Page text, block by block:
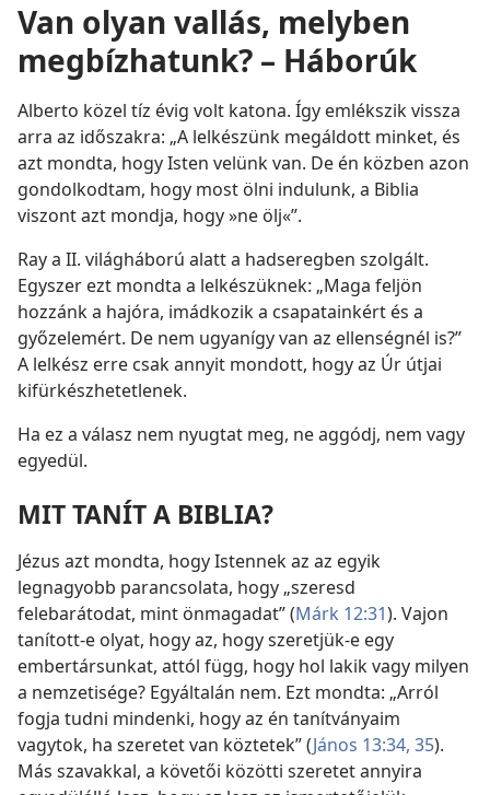
Van olyan vallás, melyben
megbízhatunk? – Háborúk
Alberto közel tíz évig volt katona. Így emlékszik vissza
arra az időszakra: „A lelkészünk megáldott minket, és
azt mondta, hogy Isten velünk van. De én közben azon
gondolkodtam, hogy most ölni indulunk, a Biblia
viszont azt mondja, hogy »ne ölj«”.
Ray a II. világháború alatt a hadseregben szolgált.
Egyszer ezt mondta a lelkészüknek: „Maga feljön
hozzánk a hajóra, imádkozik a csapatainkért és a
győzelemért. De nem ugyanígy van az ellenségnél is?”
A lelkész erre csak annyit mondott, hogy az Úr útjai
kifürkészhetetlenek.
Ha ez a válasz nem nyugtat meg, ne aggódj, nem vagy
egyedül.
MIT TANÍT A BIBLIA?
Jézus azt mondta, hogy Istennek az az egyik
legnagyobb parancsolata, hogy „szeresd
felebarátodat, mint önmagadat” (Márk 12:31). Vajon
tanított-e olyat, hogy az, hogy szeretjük-e egy
embertársunkat, attól függ, hogy hol lakik vagy milyen
a nemzetisége? Egyáltalán nem. Ezt mondta: „Arról
fogja tudni mindenki, hogy az én tanítványaim
vagytok, ha szeretet van köztetek” (János 13:34, 35).
Más szavakkal, a követői közötti szeretet annyira